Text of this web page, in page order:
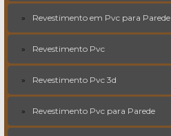
Revestimento em Pvc para Parede
Revestimento Pvc
Revestimento Pvc 3d
Revestimento Pvc para Parede